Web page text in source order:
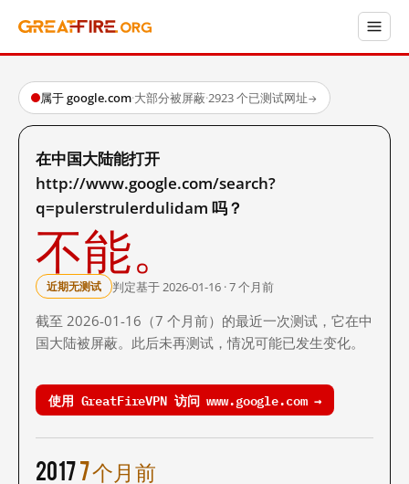
属于 google.com·大部分被屏蔽·2923 个已测试网址→
在中国大陆能打开
http://www.google.com/search?
q=pulerstrulerdulidam 吗？
不能。
近期无测试 判定基于 2026-01-16 · 7 个月前
截至 2026-01-16（7 个月前）的最近一次测试，它在中
国大陆被屏蔽。此后未再测试，情况可能已发生变化。
使用 GreatFireVPN 访问 www.google.com →
20177 个月前